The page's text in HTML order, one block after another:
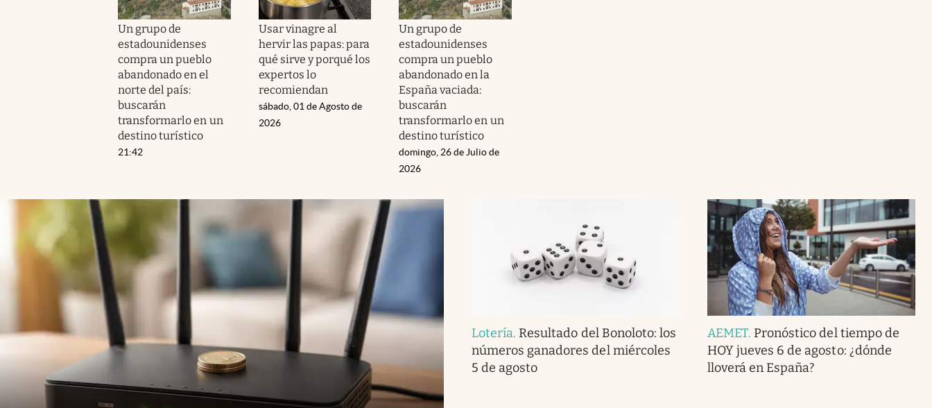
Un grupo de
estadounidenses
compra un pueblo
abandonado en el
norte del país:
buscarán
transformarlo en un
destino turístico
21:42
Usar vinagre al
hervir las papas: para
qué sirve y porqué los
expertos lo
recomiendan
sábado, 01 de Agosto de
2026
Un grupo de
estadounidenses
compra un pueblo
abandonado en la
España vaciada:
buscarán
transformarlo en un
destino turístico
domingo, 26 de Julio de
2026
Lotería. Resultado del Bonoloto: los
números ganadores del miércoles
5 de agosto
AEMET. Pronóstico del tiempo de
HOY jueves 6 de agosto: ¿dónde
lloverá en España?